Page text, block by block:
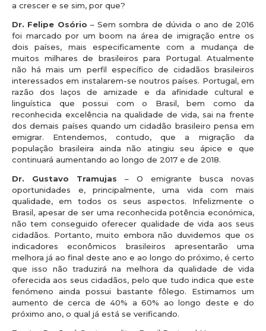
a crescer e se sim, por que?
Dr. Felipe Osório – Sem sombra de dúvida o ano de 2016
foi marcado por um boom na área de imigração entre os
dois países, mais especificamente com a mudança de
muitos milhares de brasileiros para Portugal. Atualmente
não há mais um perfil específico de cidadãos brasileiros
interessados em instalarem-se noutros países. Portugal, em
razão dos laços de amizade e da afinidade cultural e
linguística que possui com o Brasil, bem como da
reconhecida excelência na qualidade de vida, sai na frente
dos demais países quando um cidadão brasileiro pensa em
emigrar. Entendemos, contudo, que a migração da
população brasileira ainda não atingiu seu ápice e que
continuará aumentando ao longo de 2017 e de 2018.
Dr. Gustavo Tramujas – O emigrante busca novas
oportunidades e, principalmente, uma vida com mais
qualidade, em todos os seus aspectos. Infelizmente o
Brasil, apesar de ser uma reconhecida potência económica,
não tem conseguido oferecer qualidade de vida aos seus
cidadãos. Portanto, muito embora não duvidemos que os
indicadores econômicos brasileiros apresentarão uma
melhora já ao final deste ano e ao longo do próximo, é certo
que isso não traduzirá na melhora da qualidade de vida
oferecida aos seus cidadãos, pelo que tudo indica que este
fenómeno ainda possui bastante fôlego. Estimamos um
aumento de cerca de 40% a 60% ao longo deste e do
próximo ano, o qual já está se verificando.